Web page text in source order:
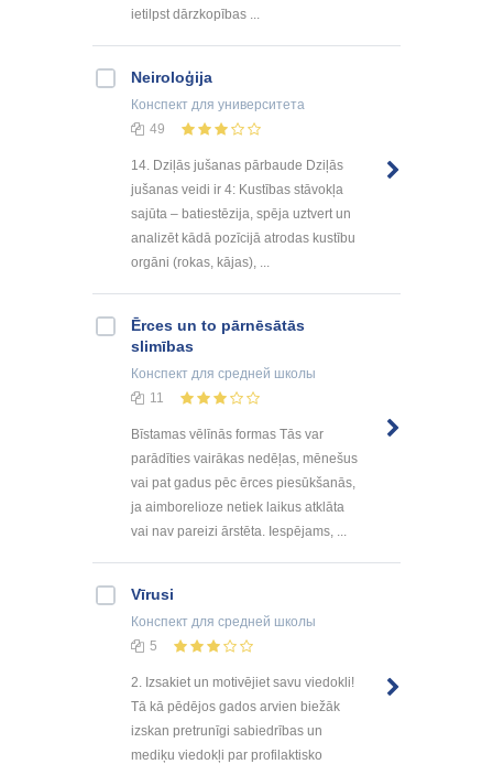
ietilpst dārzkopības ...
Neiroloģija
Конспект для университета
49
14. Dziļās jušanas pārbaude Dziļās
jušanas veidi ir 4: Kustības stāvokļa
sajūta – batiestēzija, spēja uztvert un
analizēt kādā pozīcijā atrodas kustību
orgāni (rokas, kājas), ...
Ērces un to pārnēsātās
slimības
Конспект для средней школы
11
Bīstamas vēlīnās formas Tās var
parādīties vairākas nedēļas, mēnešus
vai pat gadus pēc ērces piesūkšanās,
ja aimborelioze netiek laikus atklāta
vai nav pareizi ārstēta. Iespējams, ...
Vīrusi
Конспект для средней школы
5
2. Izsakiet un motivējiet savu viedokli!
Tā kā pēdējos gados arvien biežāk
izskan pretrunīgi sabiedrības un
mediķu viedokļi par profilaktisko